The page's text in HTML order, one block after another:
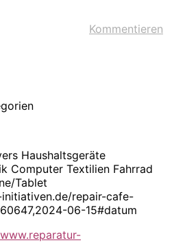
Kommentieren
Haushaltsgeräte
Computer Textilien Fahrrad
Tablet
repair-cafe-
06-15#datum